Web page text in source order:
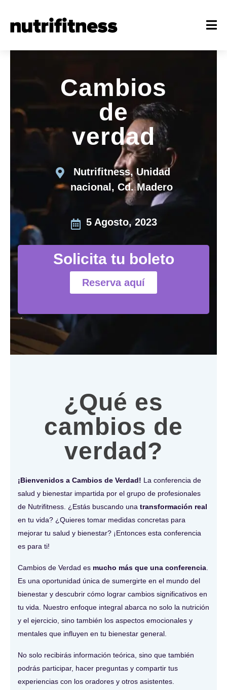
Cambios
de
verdad
Nutrifitness, Unidad
nacional, Cd. Madero
5 Agosto, 2023
Solicita tu boleto
Reserva aquí
¿Qué es
cambios de
verdad?
¡Bienvenidos a Cambios de Verdad! La conferencia de
salud y bienestar impartida por el grupo de profesionales
de Nutrifitness. ¿Estás buscando una transformación real
en tu vida? ¿Quieres tomar medidas concretas para
mejorar tu salud y bienestar? ¡Entonces esta conferencia
es para ti!
Cambios de Verdad es mucho más que una conferencia
Es una oportunidad única de sumergirte en el mundo del
bienestar y descubrir cómo lograr cambios significativos en
tu vida. Nuestro enfoque integral abarca no solo la nutrición
y el ejercicio, sino también los aspectos emocionales y
mentales que influyen en tu bienestar general.
No solo recibirás información teórica, sino que también
podrás participar, hacer preguntas y compartir tus
experiencias con los oradores y otros asistentes.